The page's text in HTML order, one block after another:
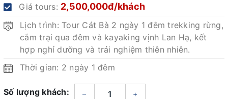
Giá tours: 2,500,000đ/khách
Lịch trình: Tour Cát Bà 2 ngày 1 đêm trekking rừng,
cắm trại qua đêm và kayaking vịnh Lan Hạ, kết
hợp nghỉ dưỡng và trải nghiệm thiên nhiên.
Thời gian: 2 ngày 1 đêm
Số lượng khách: – +